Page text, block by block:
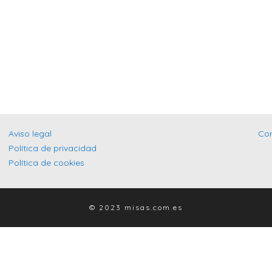
Aviso legal
Política de privacidad
Política de cookies
© 2023 misas.com.es